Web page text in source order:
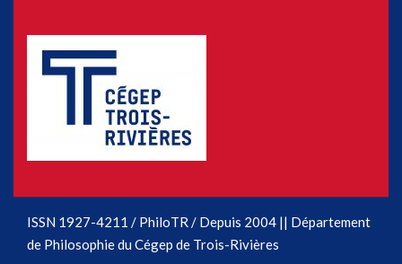
ISSN 1927-4211 / PhiloTR / Depuis 2004 || Département
de Philosophie du Cégep de Trois-Rivières